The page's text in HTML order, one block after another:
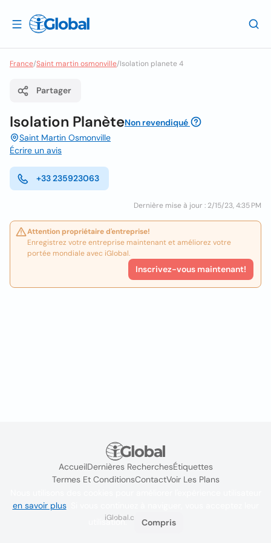
France/Saint martin osmonville/Isolation planete 4
Partager
Isolation PlanèteNon revendiqué
Saint Martin Osmonville
Écrire un avis
+33 235923063
Dernière mise à jour : 2/15/23, 4:35 PM
Attention propriétaire d'entreprise!
Enregistrez votre entreprise maintenant et améliorez votre
portée mondiale avec iGlobal.
Inscrivez-vous maintenant!
AccueilDernières RecherchesÉtiquettes
Termes Et ConditionsContactVoir Les Plans
iGlobal.co @ 2024
en savoir plus. Si vous continuez à naviguer, vous acceptez leur
utilisation.
Compris